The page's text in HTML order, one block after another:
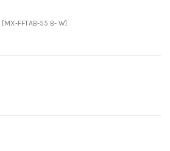
[MX-FFTAB-55 B- W]